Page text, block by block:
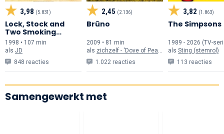
3,98 (5.831)
Lock, Stock and
Two Smoking
Barrels
1998 • 107 min
als JD
848 reacties
2,45 (2.136)
Brüno
2009 • 81 min
als zichzelf - 'Dove of Peace'
1.022 reacties
3,82 (1.863)
The Simpsons
1989 - 2026 (TV-
als Sting (stemrol)
113 reacties
Samengewerkt met